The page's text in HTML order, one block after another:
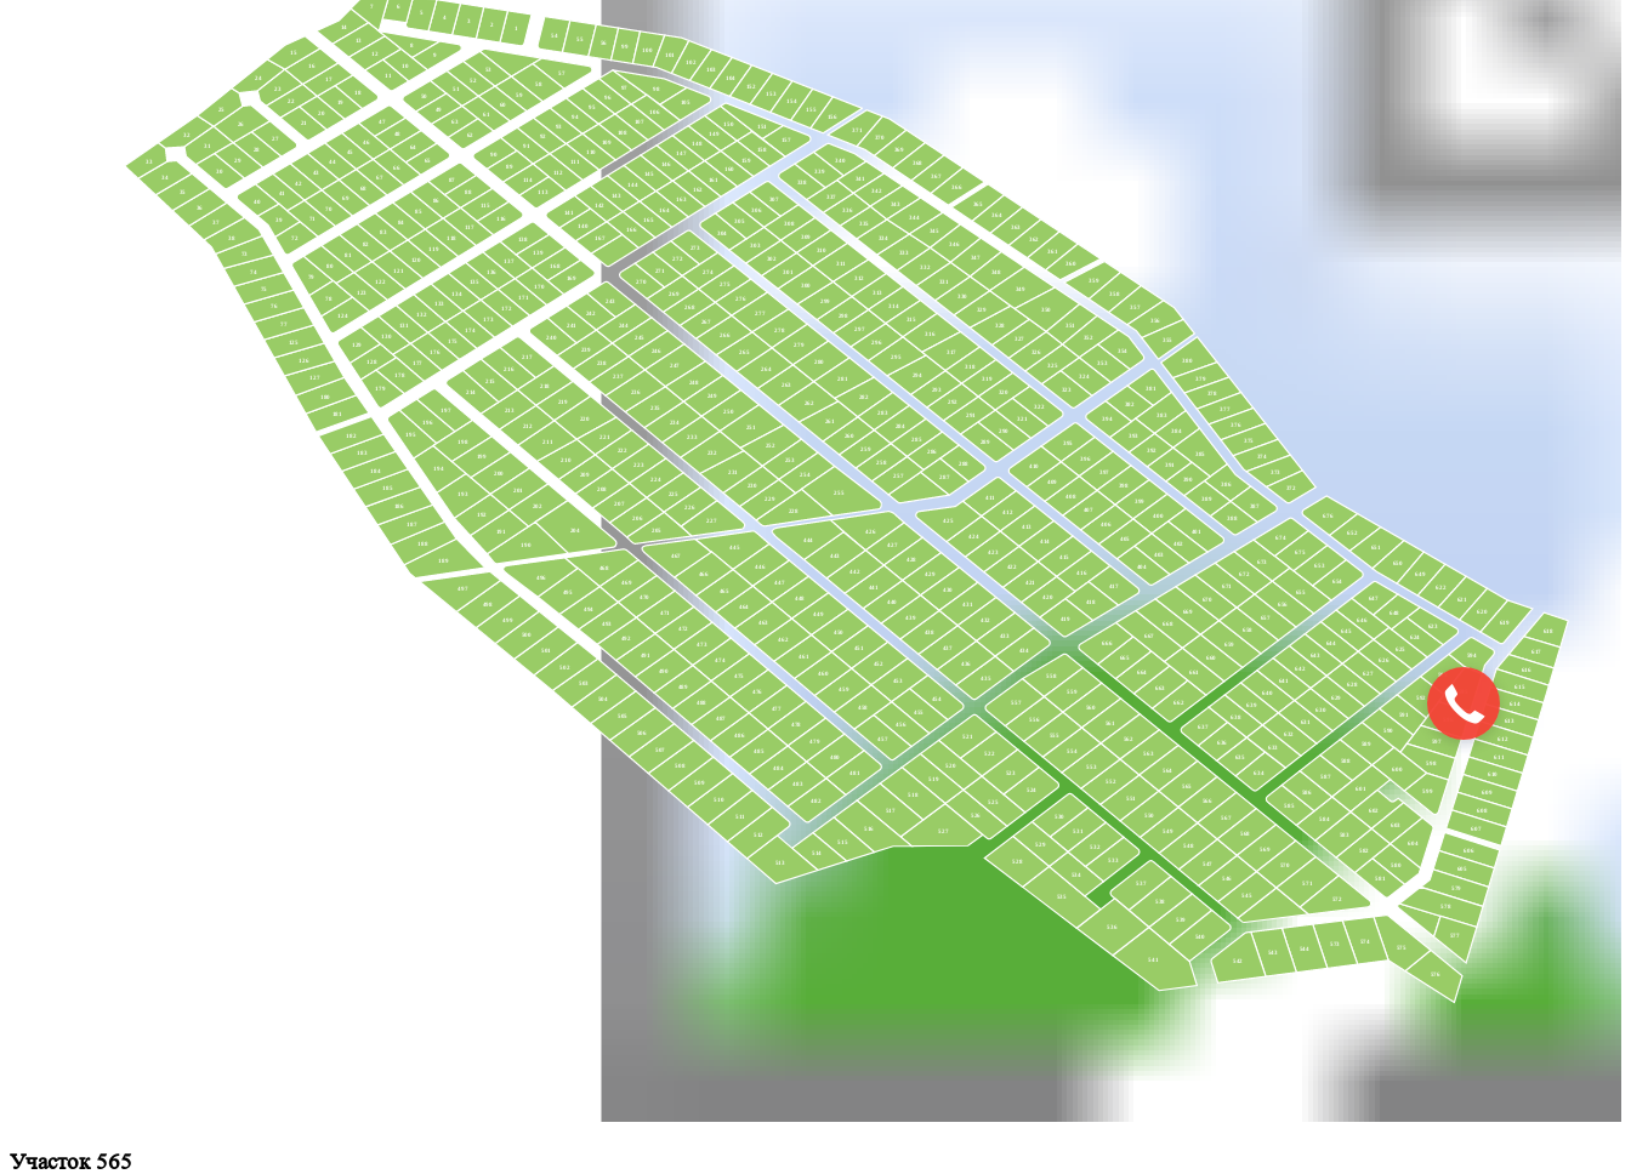
1
2
3
4
5
6
7
14
13
12
11
10
8
9
53
52
51
57
58
59
60
61
50
49
63
62
90
91
92
93
94
95
96
97 98
89
105
106
107
108
109
110
111
112
113
114
140
141
142
143
144
145
146
147
148
149
150
151
157
158
159
160
161
162
163
164
165
166
167
54
55
56 99
100
101
102
103
104
152
153
154
155
156
371
370
369
368
367
366
365
364
363
362
361
360
359
358
357
356
355
380
379
378
377
376
375
374
373
372
676
652
651
650
649
622
621
620
619
618
617
616
615
614
613
612
611
610
609
608
607
606
605
579
578
577
576
575
574
573
544
543
542
541
540
539
538
537
536
535
534
533
532
531
530
529
528
527
526
525
524
523
522
521
520
519
518
517
516
515
514
513
512
511
510
509
508
507
506
505
504
503
502
501
500
499
498
497
189
188
187
186
185
184
183
182
181
180
127
126
125
77
76
75
74
73
38
37
36
35
34
33
32
31
30
29
28
27
26
25
24
23
22
21
20
19
18
17
16
15
47
48
64
65
46
45
44
43
42
41
40
39
72
71
70
69
68
67
66
79
80
78
124
123
122
121
120
119
81
82
83
84
85
86
87
88
115
116
117
118
128
129
130
131
132
133
134
135
136
137
138
139
168
169
170
171
172
173
174
175
176
177
178
179
545
546
547
548
549
550
551
552
553
554
555
556
557
558
559
560
561
562
563
564
565
566
567
568
569
570
571
572
580
581
582
583
584
585
586
587
588
589
590
591
592
593
594
597
598
599
600
601
602
603
604
634
635
636
637
638
639
640
633
632
631
630
629
628
627
626
625
624
623
648
647
646
645
644
643
642
641
662
663
664
665
666
667
668
669
670
661
660
659
658
657
656
655
654
653
675
671
672
673
674
381
382
383
384
385
386
387
388
389
390
391
392
393
394
395
396
397
398
399
400
401
402
403
404
405
406
407
408
409
410
411
412
413
414
415
416
417
418
419
420
421
422
423
424
425
426
427
428
429
430
431
432
433
434
435
436
437
438
439
440
441
442
443
444
445
446
447
448
449
450
451
452
453
454
455
456
457
458
459
460
461
462
463
464
465
466
467
468
469
470
471
472
473
474
475
476
477
478
479
480
481
482
483
484
485
486
487
488
489
490
491
492
493
494
495
496
190
191
192
193
194
195
196
197
198
199
200
201
202
204 205
206
207
208
209
210
211
212
213
214
215
216
217
218
219
220
221
222
223
224
225
226
227
228
229
230
231
232
233
234
235
236
237
238
239
240
241
242
243
244
245
246
247
248
249
250
251
252
253
254
255
257
258
259
260
261
262
263
264
265
266
267
268
269
270
271
272
273
274
275
276
277
278
279
280
281
282
283
284
285
286
287
288
289
290
291
292
293
294
295
296
297
298
299
300
301
302
303
304
305
306
307
308
309
310
311
312
313
314
315
316
317
318
319
320
321
322
323
324
325
326
327
328
329
330
331
332
333
334
335
336
337
338
339
340
341
342
343
344
345
346
347
348
349
350
351
352
353
354
Участок 565